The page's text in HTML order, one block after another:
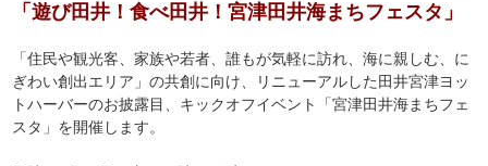
「遊び田井！食べ田井！宮津田井海まちフェスタ」
「住民や観光客、家族や若者、誰もが気軽に訪れ、海に親しむ、に
ぎわい創出エリア」の共創に向け、リニューアルした田井宮津ヨッ
トハーバーのお披露目、キックオフイベント「宮津田井海まちフェ
スタ」を開催します。